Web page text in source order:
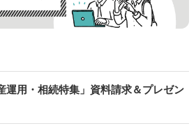
運用・相続特集」資料請求＆プレゼン